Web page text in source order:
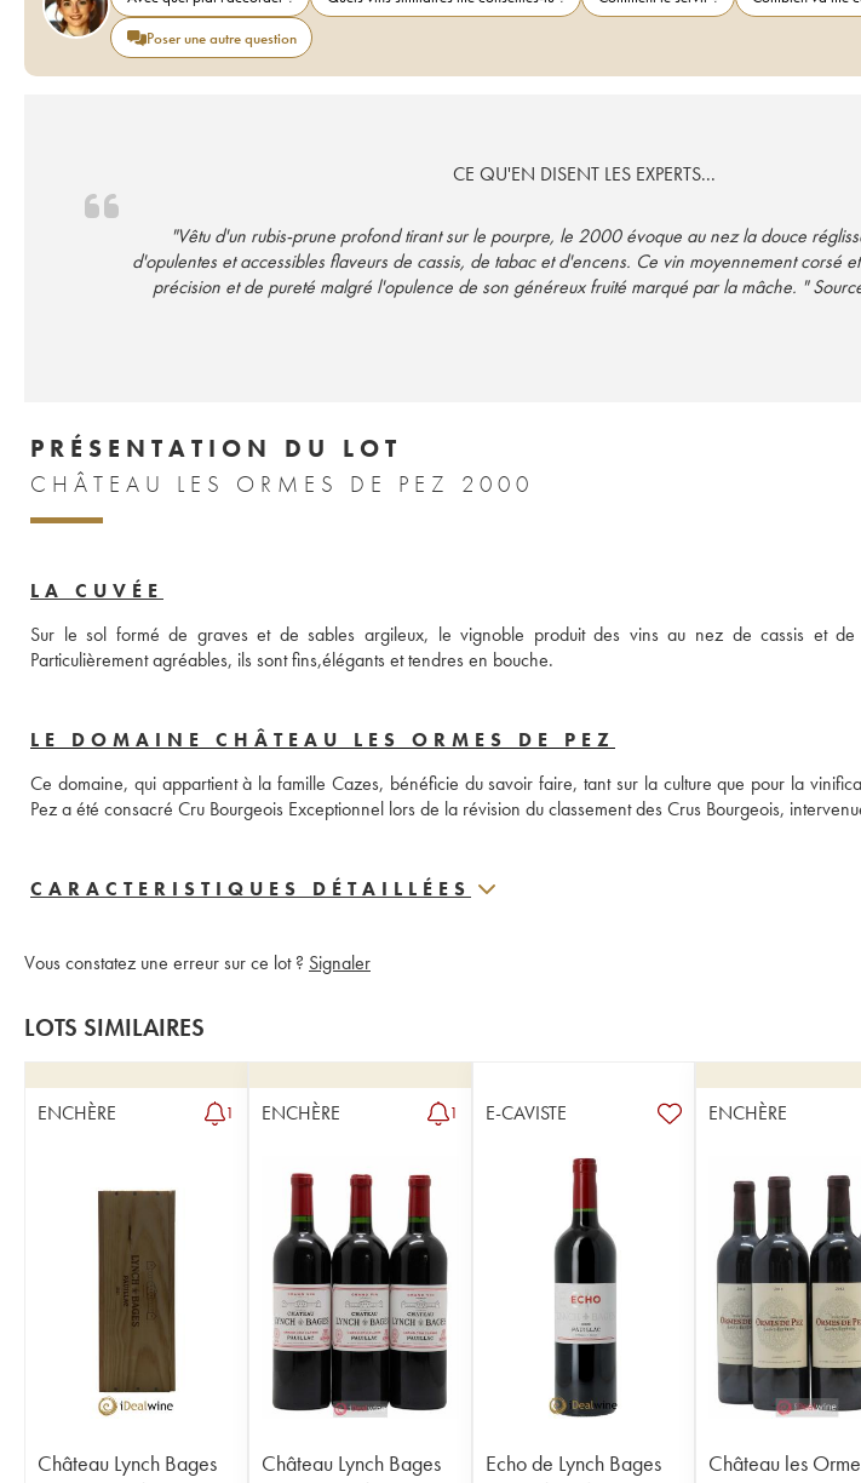
Poser une autre question
CE QU'EN DISENT LES EXPERTS...
"Vêtu d'un rubis-prune profond tirant sur le pourpre, le 2000 évoque au nez la douce
d'opulentes et accessibles flaveurs de cassis, de tabac et d'encens. Ce vin moyennement corsé
précision et de pureté malgré l'opulence de son généreux fruité marqué par la mâche. "
PRÉSENTATION DU LOT
CHÂTEAU LES ORMES DE PEZ 2000
LA CUVÉE
Sur le sol formé de graves et de sables argileux, le vignoble produit des vins au nez de cassis et de
Particulièrement agréables, ils sont fins,élégants et tendres en bouche.
LE DOMAINE CHÂTEAU LES ORMES DE PEZ
Ce domaine, qui appartient à la famille Cazes, bénéficie du savoir faire, tant sur la culture que pour la
Pez a été consacré Cru Bourgeois Exceptionnel lors de la révision du classement des Crus Bourgeois,
CARACTERISTIQUES DÉTAILLÉES
Vous constatez une erreur sur ce lot ? Signaler
LOTS SIMILAIRES
ENCHÈRE 1
Château Lynch Bages
ENCHÈRE 1
Château Lynch Bages
E-CAVISTE
Echo de Lynch Bages
ENCHÈRE
Château les